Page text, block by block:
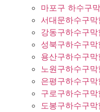
마포구 하수구
서대문하수구
강동구하수구
성북구하수구
용산구하수구
노원구하수구
은평구하수구
구로구하수구
도봉구하수구